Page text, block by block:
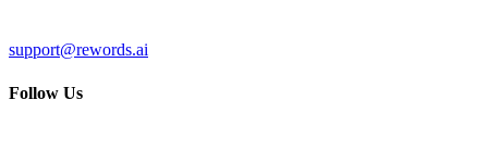
support@rewords.ai
Follow Us